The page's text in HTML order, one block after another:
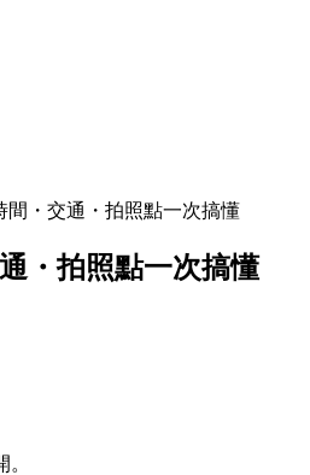
間・交通・拍照點一次搞懂
・拍照點一次搞懂